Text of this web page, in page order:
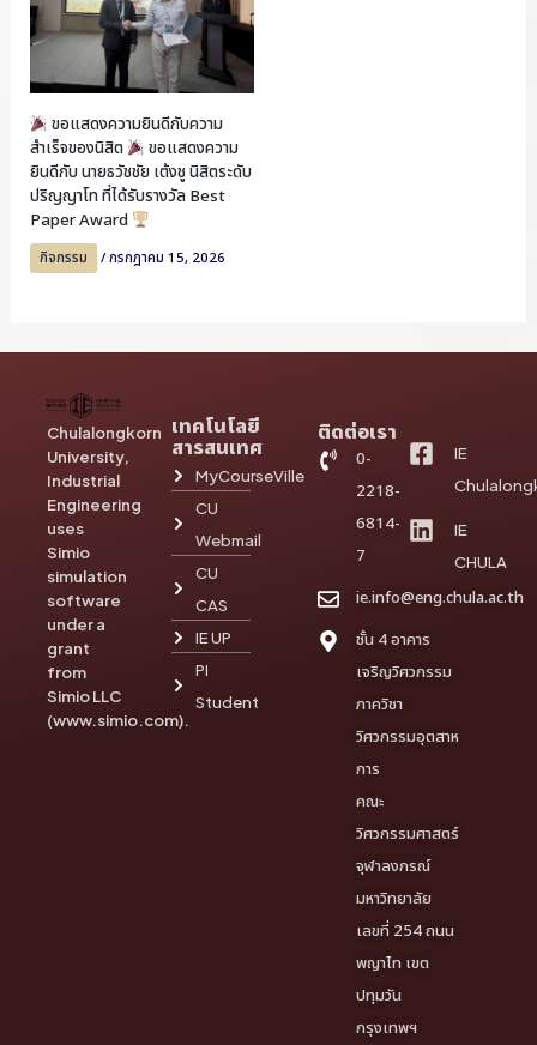
ขอแสดงความยินดีกับความ
สำเร็จของนิสิต
ขอแสดงความ
ยินดีกับ นายธวัชชัย เต้งชู นิสิตระดับ
ปริญญาโท ที่ได้รับรางวัล Best
Paper Award
กิจกรรม /กรกฎาคม 15, 2026
Chulalongkorn
University,
Industrial
Engineering
uses
Simio
simulation
software
under a
grant
from
Simio LLC
(www.simio.com).
เทคโนโลยี
สารสนเทศ
MyCourseVille
CU
Webmail
CU
CAS
IE UP
PI
Student
ติดต่อเรา
0-
2218-
6814-
7
ie.info@eng.chula.ac.th
ชั้น 4 อาคาร
เจริญวิศวกรรม
ภาควิชา
วิศวกรรมอุตสาห
การ
คณะ
วิศวกรรมศาสตร์
จุฬาลงกรณ์
มหาวิทยาลัย
เลขที่ 254 ถนน
พญาไท เขต
ปทุมวัน
กรุงเทพฯ
IE
IE
CHULA